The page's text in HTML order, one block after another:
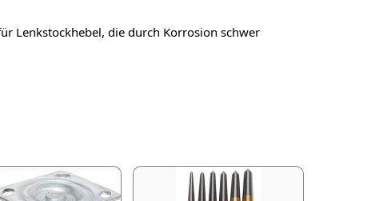
Lenkstockhebel, die durch Korrosion schwer